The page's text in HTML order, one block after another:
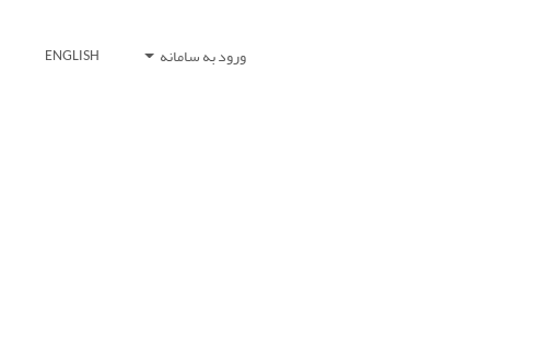
ورود به سامانه ENGLISH